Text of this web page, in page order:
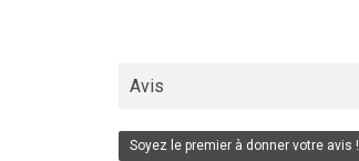
Avis
Soyez le premier à donner votre avis !